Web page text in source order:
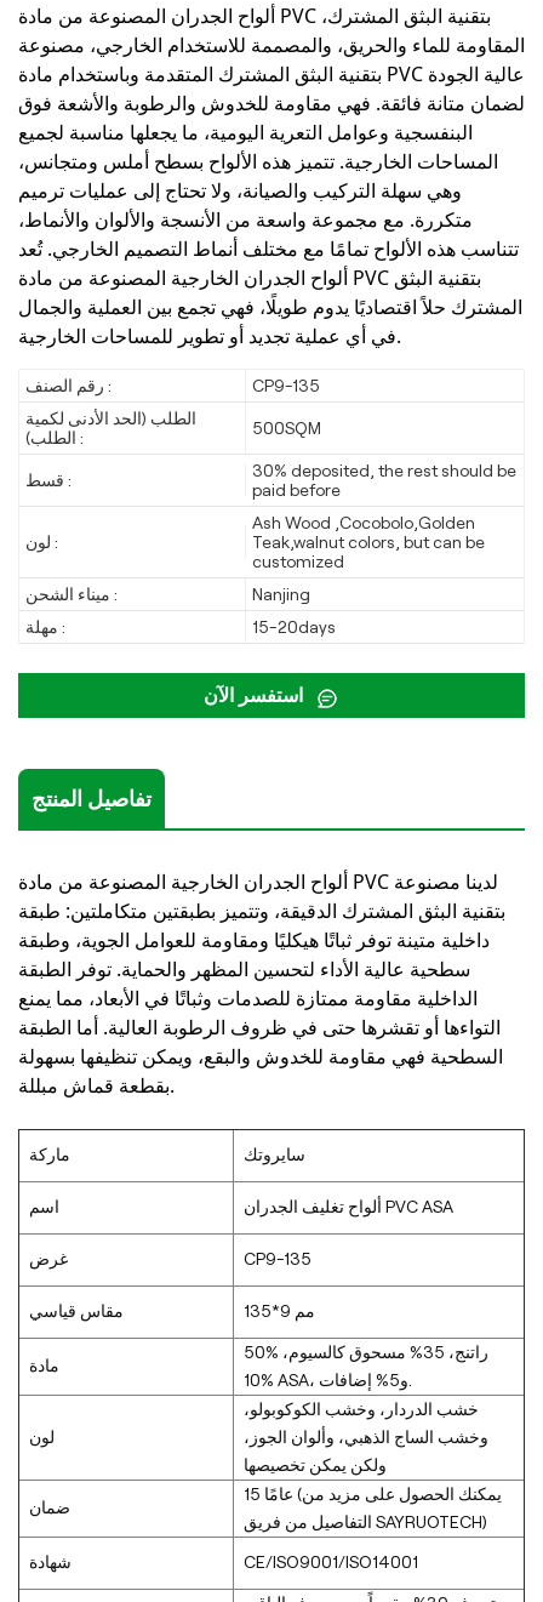
ألواح الجدران المصنوعة من مادة PVC بتقنية البثق المشترك،
المقاومة للماء والحريق، والمصممة للاستخدام الخارجي، مصنوعة
بتقنية البثق المشترك المتقدمة وباستخدام مادة PVC عالية الجودة
لضمان متانة فائقة. فهي مقاومة للخدوش والرطوبة والأشعة فوق
البنفسجية وعوامل التعرية اليومية، ما يجعلها مناسبة لجميع
المساحات الخارجية. تتميز هذه الألواح بسطح أملس ومتجانس،
وهي سهلة التركيب والصيانة، ولا تحتاج إلى عمليات ترميم
متكررة. مع مجموعة واسعة من الأنسجة والألوان والأنماط،
تتناسب هذه الألواح تمامًا مع مختلف أنماط التصميم الخارجي. تُعد
ألواح الجدران الخارجية المصنوعة من مادة PVC بتقنية البثق
المشترك حلاً اقتصاديًا يدوم طويلًا، فهي تجمع بين العملية والجمال
في أي عملية تجديد أو تطوير للمساحات الخارجية.
رقم الصنف :
CP9-135
الطلب (الحد الأدنى لكمية
الطلب) :
500SQM
قسط :
30% deposited, the rest should be
paid before
لون :
Ash Wood ,Cocobolo,Golden
Teak,walnut colors, but can be
customized
ميناء الشحن :
Nanjing
مهلة :
15-20days
تفاصيل المنتج
ألواح الجدران الخارجية المصنوعة من مادة PVC لدينا مصنوعة
بتقنية البثق المشترك الدقيقة، وتتميز بطبقتين متكاملتين: طبقة
داخلية متينة توفر ثباتًا هيكليًا ومقاومة للعوامل الجوية، وطبقة
سطحية عالية الأداء لتحسين المظهر والحماية. توفر الطبقة
الداخلية مقاومة ممتازة للصدمات وثباتًا في الأبعاد، مما يمنع
التواءها أو تقشرها حتى في ظروف الرطوبة العالية. أما الطبقة
السطحية فهي مقاومة للخدوش والبقع، ويمكن تنظيفها بسهولة
بقطعة قماش مبللة.
ماركة سايروتك
اسم ألواح تغليف الجدران PVC ASA
غرض CP9-135
مقاس قياسي 135*9 مم
مادة
50% راتنج، 35% مسحوق كالسيوم،
لون
خشب الدردار، وخشب الكوكوبولو،
وخشب الساج الذهبي، وألوان الجوز،
ولكن يمكن تخصيصها
ضمان
15 عامًا (يمكنك الحصول على مزيد من
التفاصيل من فريق SAYRUOTECH)
شهادة CE/ISO9001/ISO14001